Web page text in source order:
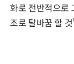
화로 전반적으로
조로 탈바꿈 할